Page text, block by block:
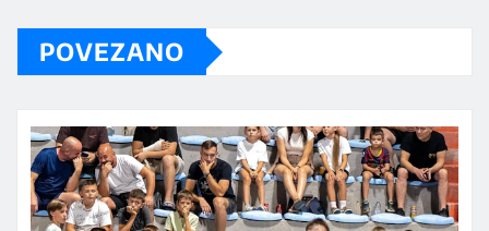
POVEZANO